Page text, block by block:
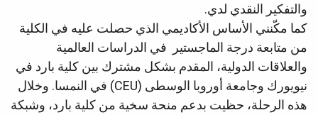
والتفكير النقدي لدي.
كما مكّنني الأساس الأكاديمي الذي حصلت عليه في الكلية
من متابعة درجة الماجستير في الدراسات العالمية
والعلاقات الدولية، المقدم بشكل مشترك بين كلية بارد في
نيويورك وجامعة أوروبا الوسطى (CEU) في النمسا. وخلال
هذه الرحلة، حظيت بدعم منحة سخية من كلية بارد، وشبكة